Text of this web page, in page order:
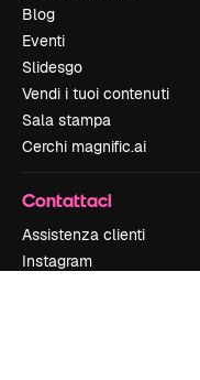
Blog
Eventi
Slidesgo
Vendi i tuoi contenuti
Sala stampa
Cerchi magnific.ai
Contattaci
Assistenza clienti
Instagram